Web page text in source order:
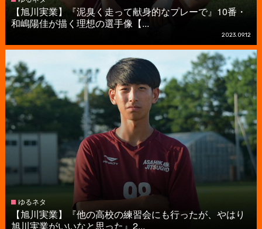
【旭川実業】『泥臭く走って献身的なプレーで』10番・
和嶋陽佳が描く理想の選手像【...
2023.09.12
ゆるネタ
【旭川実業】『他の高校の練習会にも行ったが、やはり
旭川実業がいいなと思った』2...